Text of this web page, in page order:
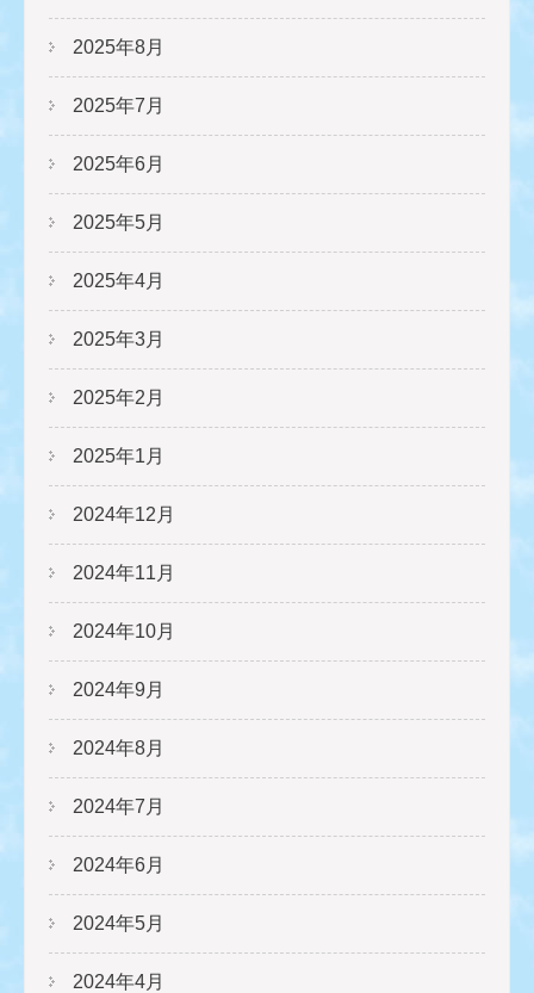
2025年8月
2025年7月
2025年6月
2025年5月
2025年4月
2025年3月
2025年2月
2025年1月
2024年12月
2024年11月
2024年10月
2024年9月
2024年8月
2024年7月
2024年6月
2024年5月
2024年4月